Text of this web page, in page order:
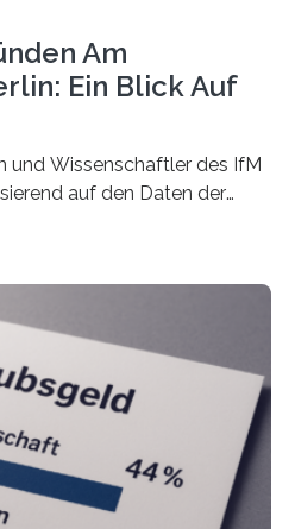
Am
Ein Blick Auf
und Wissenschaftler des IfM
auf den Daten der
Gründungen von
man nur die Gründungen
Leipzig an der Spitze. In
meisten Personen in eine
dahinter folgten die
und Köln. Betrachtet man
– die Anzahl
je…